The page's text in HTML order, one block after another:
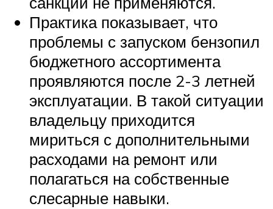
Практика показывает, что
проблемы с запуском бензопил
бюджетного ассортимента
проявляются после 2-3 летней
эксплуатации. В такой ситуации
владельцу приходится
мириться с дополнительными
расходами на ремонт или
полагаться на собственные
слесарные навыки.